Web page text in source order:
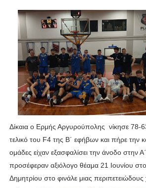
ΧΡΟΝΙΑ ΠΟΛΛΑ ΣΤΟ ΕΛΛΗΝΙΚΟ
Ο δρόμος για τον 29ο τελικό
U21: Τεράστια πρόκριση για τον
Γ΄ανδρών play offs : "Σκληρό" καρύδι
Play off B εφήβων Β φάση Στο f4 ΑΕ
Δίκαια ο Ερμής Αργυρούπολης νίκησε 78-
τελικό του F4 της Β΄ εφήβων και πήρε την
ομάδες είχαν εξασφαλίσει την άνοδο στην
προσέφεραν αξιόλογο θέαμα 21 Ιουνίου στο
Δημητρίου στο φινάλε μιας περιπετειώδους